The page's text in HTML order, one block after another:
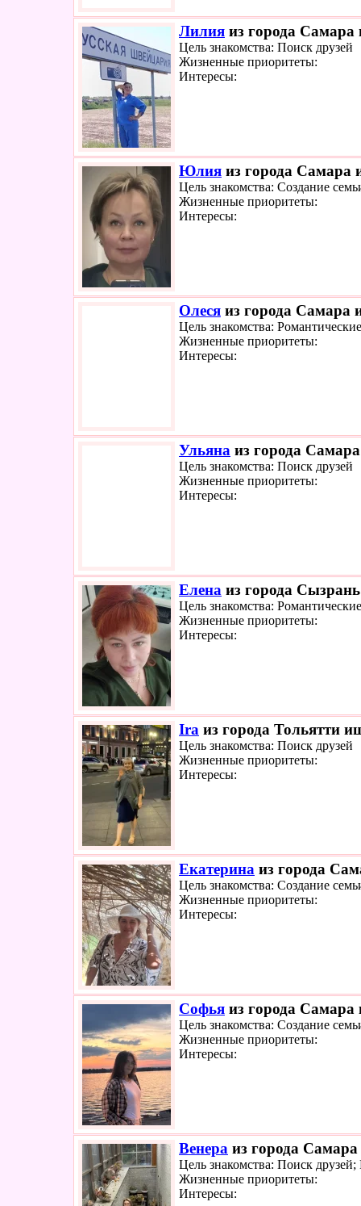
Лилия из города Самара
Цель знакомства: Поиск друзей
Жизненные приоритеты:
Интересы:
Юлия из города Самара
Цель знакомства: Создание
Жизненные приоритеты:
Интересы:
Олеся из города Самара
Цель знакомства:
Жизненные приоритеты:
Интересы:
Ульяна из города
Цель знакомства: Поиск друзей
Жизненные приоритеты:
Интересы:
Елена из города
Цель знакомства:
Жизненные приоритеты:
Интересы:
Ira из города Тольятти
Цель знакомства: Поиск друзей
Жизненные приоритеты:
Интересы:
Екатерина из города
Цель знакомства: Создание
Жизненные приоритеты:
Интересы:
Софья из города Самара
Цель знакомства: Создание
Жизненные приоритеты:
Интересы:
Венера из города
Цель знакомства: Поиск
Жизненные приоритеты:
Интересы: